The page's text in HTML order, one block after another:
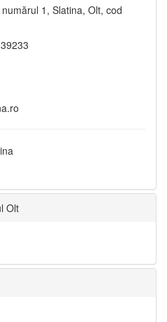
1, Slatina, Olt, cod
Olt